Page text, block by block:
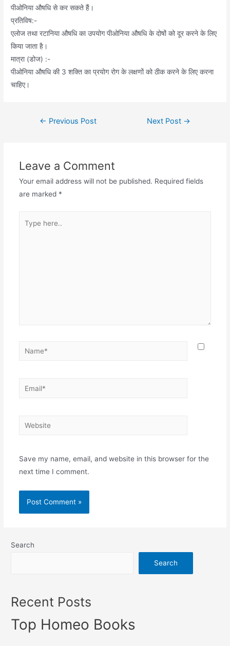
पीओनिया औषधि से कर सकते हैं।
प्रतिविष:-
एलोज तथा रटानिया औषधि का उपयोग पीओनिया औषधि के दोषों को दूर करने के लिए
किया जाता है।
मात्रा (डोज) :-
पीओनिया औषधि की 3 शक्ति का प्रयोग रोग के लक्षणों को ठीक करने के लिए करना
चाहिए।
Post← Previous Post Next Post →
Leave a Comment
Your email address will not be published. Required fields
are marked *
here..
Name*
Email*
Website
Save my name, email, and website in this browser for the
next time I comment.
Search
Search
Recent Posts
Top Homeo Books